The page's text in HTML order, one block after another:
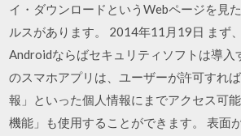
イ・ダウンロードというWebページを見
ルスがあります。 2014年11月19日 まず
Androidならばセキュリティソフトは導入
のスマホアプリは、ユーザーが許可すれ
報」といった個人情報にまでアクセス可
機能」も使用することができます。 表面